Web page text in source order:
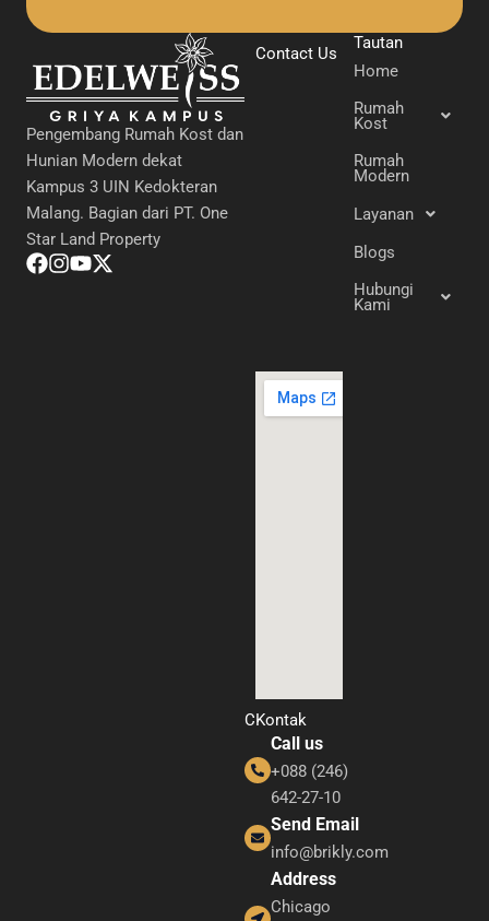
Pengembang Rumah Kost dan
Hunian Modern dekat
Kampus 3 UIN Kedokteran
Malang. Bagian dari PT. One
Star Land Property
Contact Us
Tautan
Home
Rumah
Kost
Rumah
Modern
Layanan
Blogs
Hubungi
Kami
CKontak
Call us
+088 (246)
642-27-10
Send Email
info@brikly.com
Address
Chicago